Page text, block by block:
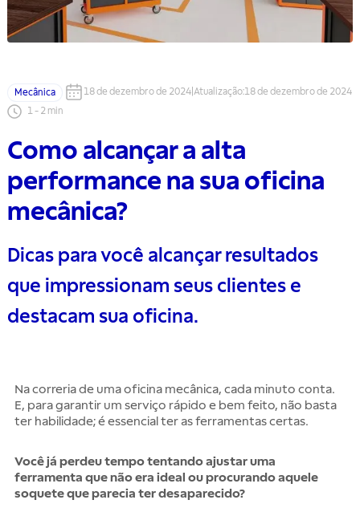
Mecânica 18 de dezembro de 2024 Atualização:18 de dezembro de 2024
1- 2 min
Como alcançar a alta
performance na sua oficina
mecânica?
Dicas para você alcançar resultados
que impressionam seus clientes e
destacam sua oficina.
Na correria de uma oficina mecânica, cada minuto conta.
E, para garantir um serviço rápido e bem feito, não basta
ter habilidade; é essencial ter as ferramentas certas.
Você já perdeu tempo tentando ajustar uma
ferramenta que não era ideal ou procurando aquele
soquete que parecia ter desaparecido?